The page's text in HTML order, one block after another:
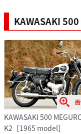
KAWASAKI
KAWASAKI 500
K2［1965 model］